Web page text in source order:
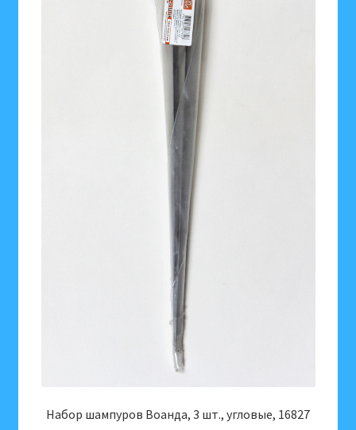
Набор шампуров Воанда, 3 шт., угловые, 16827